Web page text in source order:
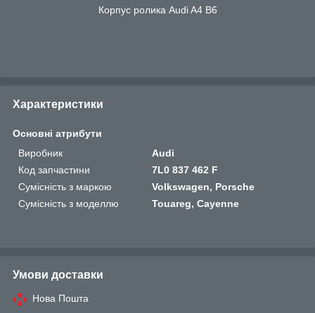
Корпус ролика Audi A4 B6
Характеристики
Основні атрибути
Виробник
Audi
Код запчастини
7L0 837 462 F
Сумісність з маркою
Volkswagen, Porsche
Сумісність з моделлю
Touareg, Cayenne
Умови доставки
Нова Пошта